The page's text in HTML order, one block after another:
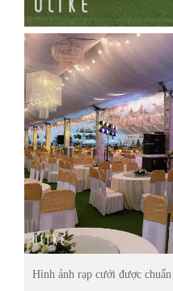
Hình ảnh rạp cưới được